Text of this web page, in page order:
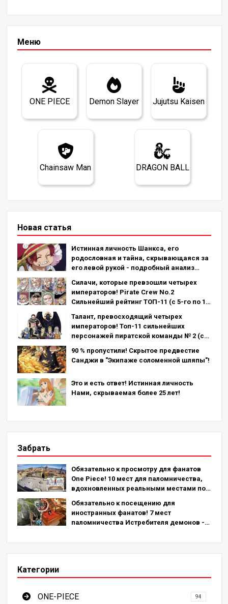
Меню
ONE PIECE Demon Slayer Jujutsu Kaisen
Chainsaw Man DRAGON BALL
Новая статья
Истинная личность Шанкса, его
родословная и тайна, скрывающаяся за
его левой рукой - подробный анализ
Силачи, которые превзошли четырех
императоров! Pirate Crew No.2
Сильнейший рейтинг ТОП-11 (с 5-го по 1-
Талант, превосходящий четырех
императоров! Топ-11 сильнейших
персонажей пиратской команды № 2 (с
90 % пропустили! Скрытое предвестие
Санджи в "Экипаже соломенной шляпы"!
Это и есть ответ! Истинная личность
Нами, скрываемая более 25 лет!
Забрать
Обязательно к просмотру для фанатов
One Piece! 10 мест для паломничества,
вдохновленных реальными местами по
Обязательно к посещению для
иностранных фанатов! 7 мест
паломничества Истребителя демонов -
Категории
ONE-PIECE 94